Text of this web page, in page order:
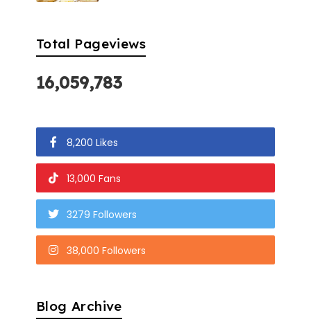
Total Pageviews
16,059,783
8,200 Likes
13,000 Fans
3279 Followers
38,000 Followers
Blog Archive